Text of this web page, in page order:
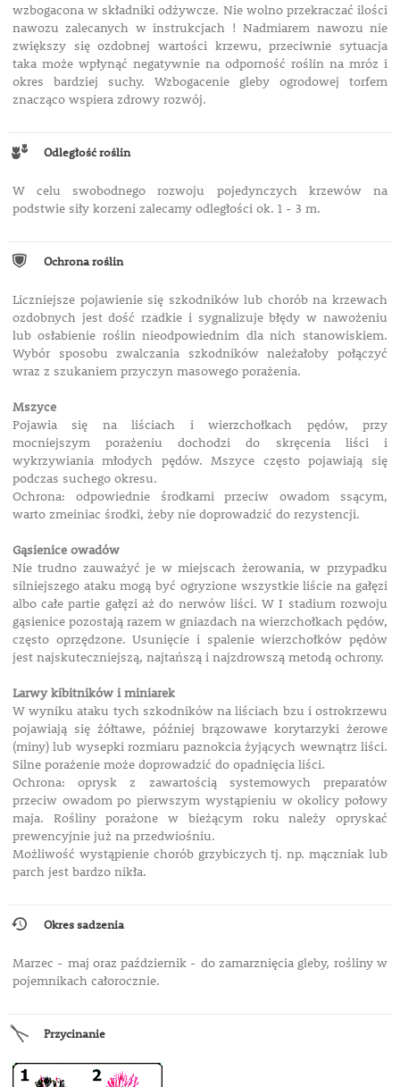
wzbogacona w składniki odżywcze. Nie wolno przekraczać ilości
nawozu zalecanych w instrukcjach ! Nadmiarem nawozu nie
zwiększy się ozdobnej wartości krzewu, przeciwnie sytuacja
taka może wpłynąć negatywnie na odporność roślin na mróz i
okres bardziej suchy. Wzbogacenie gleby ogrodowej torfem
znacząco wspiera zdrowy rozwój.
Odległość roślin
W celu swobodnego rozwoju pojedynczych krzewów na
podstwie siły korzeni zalecamy odległości ok. 1 - 3 m.
Ochrona roślin
Liczniejsze pojawienie się szkodników lub chorób na krzewach
ozdobnych jest dość rzadkie i sygnalizuje błędy w nawożeniu
lub osłabienie roślin nieodpowiednim dla nich stanowiskiem.
Wybór sposobu zwalczania szkodników należałoby połączyć
wraz z szukaniem przyczyn masowego porażenia.
Mszyce
Pojawia się na liściach i wierzchołkach pędów, przy
mocniejszym porażeniu dochodzi do skręcenia liści i
wykrzywiania młodych pędów. Mszyce często pojawiają się
podczas suchego okresu.
Ochrona: odpowiednie środkami przeciw owadom ssącym,
warto zmeiniac środki, żeby nie doprowadzić do rezystencji.
Gąsienice owadów
Nie trudno zauważyć je w miejscach żerowania, w przypadku
silniejszego ataku mogą być ogryzione wszystkie liście na gałęzi
albo całe partie gałęzi aż do nerwów liści. W I stadium rozwoju
gąsienice pozostają razem w gniazdach na wierzchołkach pędów,
często oprzędzone. Usunięcie i spalenie wierzchołków pędów
jest najskuteczniejszą, najtańszą i najzdrowszą metodą ochrony.
Larwy kibitników i miniarek
W wyniku ataku tych szkodników na liściach bzu i ostrokrzewu
pojawiają się żółtawe, później brązowawe korytarzyki żerowe
(miny) lub wysepki rozmiaru paznokcia żyjących wewnątrz liści.
Silne porażenie może doprowadzić do opadnięcia liści.
Ochrona: oprysk z zawartością systemowych preparatów
przeciw owadom po pierwszym wystąpieniu w okolicy połowy
maja. Rośliny porażone w bieżącym roku należy opryskać
prewencyjnie już na przedwiośniu.
Możliwość wystąpienie chorób grzybiczych tj. np. mączniak lub
parch jest bardzo nikła.
Okres sadzenia
Marzec - maj oraz październik - do zamarznięcia gleby, rośliny w
pojemnikach całorocznie.
Przycinanie